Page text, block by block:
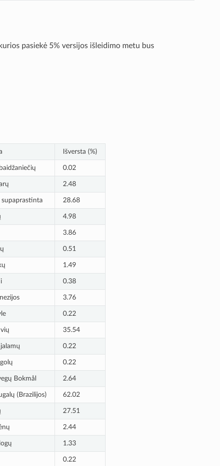
pasiekė 5% versijos išleidimo metu bus
Išversta (%)
0.02
2.48
28.68
4.98
3.86
0.51
1.49
0.38
3.76
0.22
35.54
0.22
0.22
Bokmål 2.64
(Brazilijos) 62.02
27.51
2.44
1.33
0.22